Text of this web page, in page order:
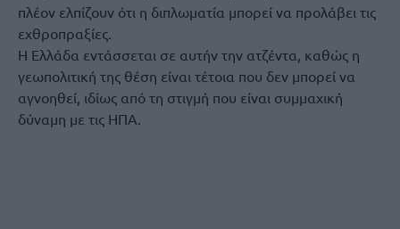
πλέον ελπίζουν ότι η διπλωματία μπορεί να προλάβει τις
εχθροπραξίες.
Η Ελλάδα εντάσσεται σε αυτήν την ατζέντα, καθώς η
γεωπολιτική της θέση είναι τέτοια που δεν μπορεί να
αγνοηθεί, ιδίως από τη στιγμή που είναι συμμαχική
δύναμη με τις ΗΠΑ.